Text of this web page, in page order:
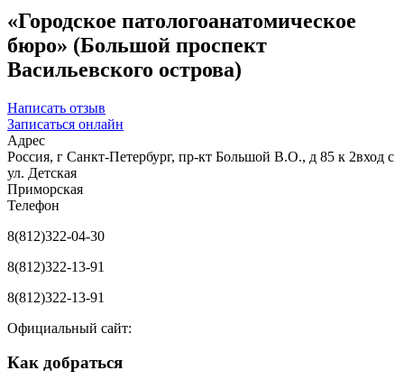
«Городское патологоанатомическое
бюро» (Большой проспект
Васильевского острова)
Написать отзыв
Записаться онлайн
Адрес
Россия, г Санкт-Петербург, пр-кт Большой В.О., д 85 к 2вход с
ул. Детская
Приморская
Телефон
8(812)322-04-30
8(812)322-13-91
8(812)322-13-91
Официальный сайт:
Как добраться